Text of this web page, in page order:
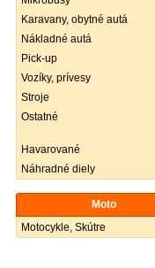
Karavany, obytné autá
Nákladné autá
Pick-up
Vozíky, prívesy
Stroje
Ostatné
Havarované
Náhradné diely
Moto
Motocykle, Skútre